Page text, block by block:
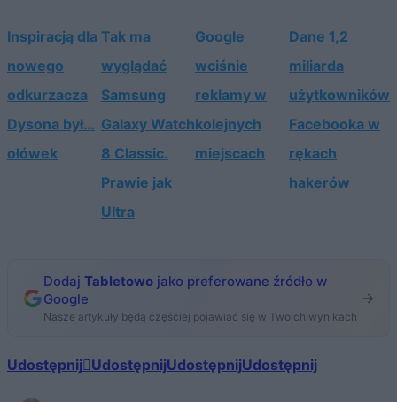
Inspiracją dla
nowego
odkurzacza
Dysona był…
ołówek
Tak ma
wyglądać
Samsung
Galaxy Watch
8 Classic.
Prawie jak
Ultra
Google
wciśnie
reklamy w
kolejnych
miejscach
Dane 1,2
miliarda
użytkowników
Facebooka w
rękach
hakerów
Dodaj Tabletowo jako preferowane źródło w
Google
Nasze artykuły będą częściej pojawiać się w Twoich wynikach
Udostępnij UdostępnijUdostępnijUdostępnij